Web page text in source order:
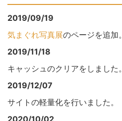
2019/09/19
気まぐれ写真展のページを追加。
2019/11/18
キャッシュのクリアをしました。
2019/12/07
サイトの軽量化を行いました。
2020/10/02